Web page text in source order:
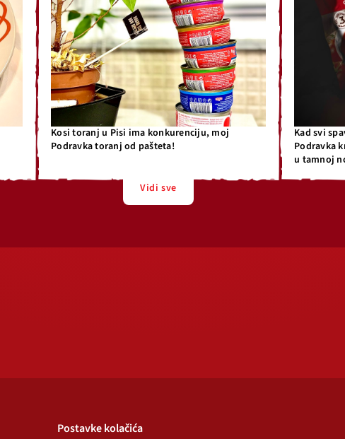
Kosi toranj u Pisi ima konkurenciju, moj
Podravka toranj od pašteta!
Kad svi
Podravka
u tamnoj
Vidi sve
Postavke kolačića